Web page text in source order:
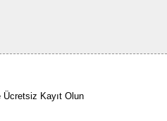
Ücretsiz Kayıt Olun